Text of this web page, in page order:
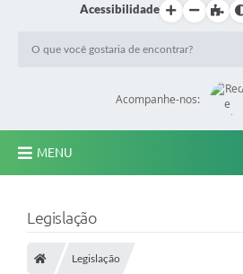
Acessibilidade
Acompanhe-nos:
MENU
A Prefeitura
Diário Oficial
Legislação
Legislação